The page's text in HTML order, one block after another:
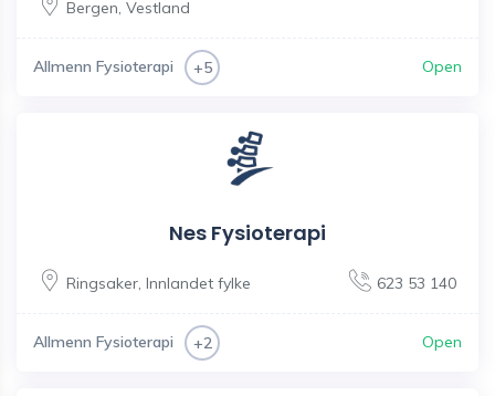
Bergen Vestland
Allmenn Fysioterapi +5 Open
Nes Fysioterapi
Ringsaker Innlandet fylke 623 53 140
Allmenn Fysioterapi +2 Open